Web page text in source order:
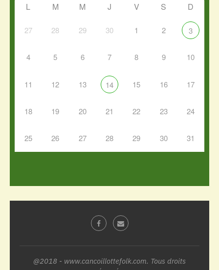
L M M J V S D
27 28 29 30 1 2 3
4 5 6 7 8 9 10
11 12 13 14 15 16 17
18 19 20 21 22 23 24
25 26 27 28 29 30 31
@2018 - www.cancoillottefolk.com. Tous droits